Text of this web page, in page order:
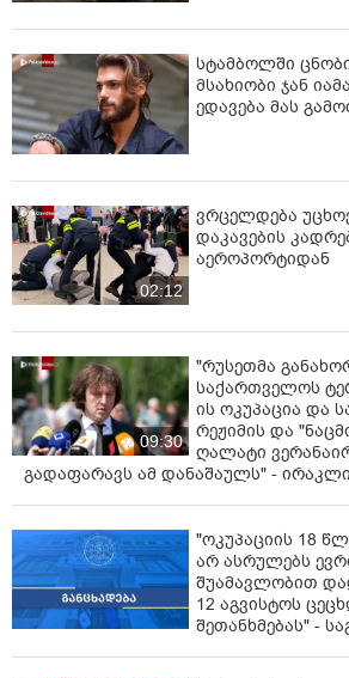
სტამბოლში
მსახიობი ჯან
ედავება მას
02:12
ვრცელდება
დაკავების
აეროპორტიდან
09:30
"რუსეთმა
საქართველოს
ის ოკუპაცია და
რეჟიმის და
ღალატი
გადაფარავს ამ დანაშაულს" -
"ოკუპაციის 18
არ ასრულებს
შუამავლობით
12 აგვისტოს
შეთანხმებას" -